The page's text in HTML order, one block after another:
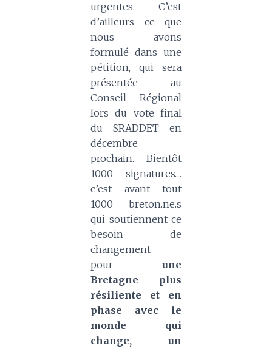
urgentes. C’est
d’ailleurs ce que
nous avons
formulé dans une
pétition, qui sera
présentée au
Conseil Régional
lors du vote final
du SRADDET en
décembre
prochain. Bientôt
1000 signatures…
c’est avant tout
1000 breton.ne.s
qui soutiennent ce
besoin de
changement
pour une
Bretagne plus
résiliente et en
phase avec le
monde qui
change, un